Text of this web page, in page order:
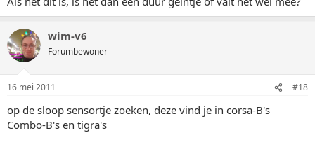
wim-v6
Forumbewoner
16 mei 2011 #18
op de sloop sensortje zoeken, deze vind je in corsa-B's
Combo-B's en tigra's